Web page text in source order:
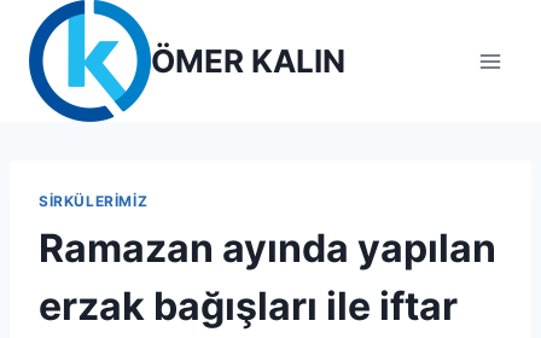
content
ÖMER KALIN
SIRKÜLERIMIZ
Ramazan ayında yapılan
erzak bağışları ile iftar